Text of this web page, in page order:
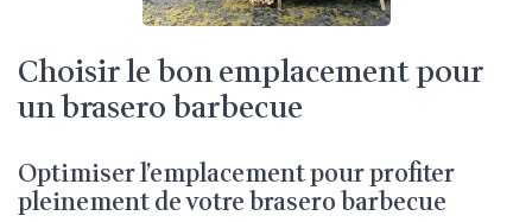
Choisir le bon emplacement pour
un brasero barbecue
Optimiser l’emplacement pour profiter
pleinement de votre brasero barbecue